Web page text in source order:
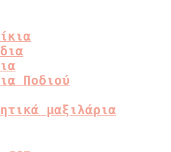
Ποδιού
μαξιλάρια